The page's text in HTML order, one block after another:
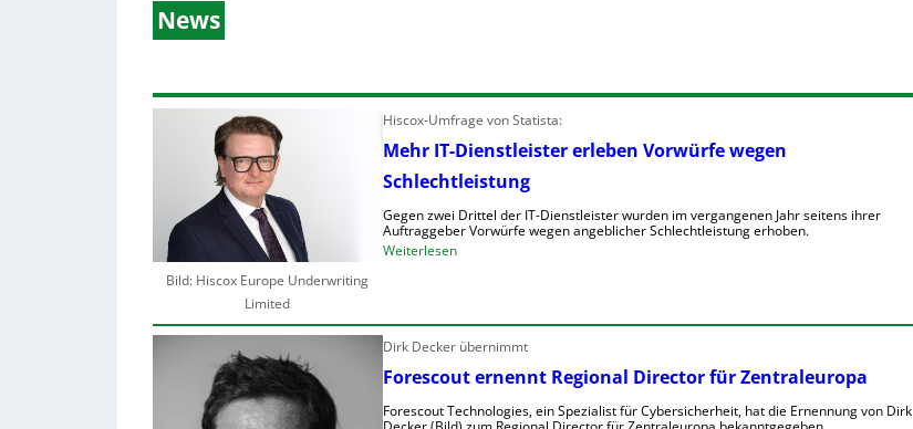
News
Bild: Hiscox Europe Underwriting
Limited
Hiscox-Umfrage von Statista:
Mehr IT-Dienstleister erleben Vorwürfe wegen
Schlechtleistung
Gegen zwei Drittel der IT-Dienstleister wurden im vergangenen Jahr seitens ihrer
Auftraggeber Vorwürfe wegen angeblicher Schlechtleistung erhoben.
Weiterlesen:
r
T
-
Dirk Decker übernimmt
Forescout ernennt Regional Director für Zentraleuropa
Forescout Technologies, ein Spezialist für Cybersicherheit, hat die Ernennung von Dirk